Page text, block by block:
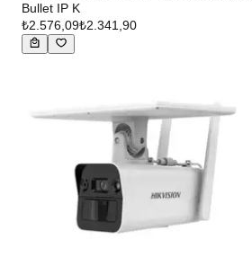
Bullet IP K
₺2.576,09₺2.341,90